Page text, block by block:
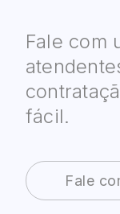
Fale com
fácil.
Fale